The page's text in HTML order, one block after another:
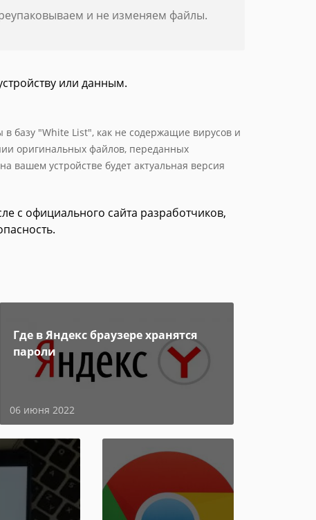
и не изменяем файлы.
или данным.
базу "White List", как не содержащие вирусов и
оригинальных файлов, переданных
вашем устройстве будет актуальная версия
с официального сайта разработчиков,
Где в Яндекс браузере хранятся
пароли
06 июня 2022